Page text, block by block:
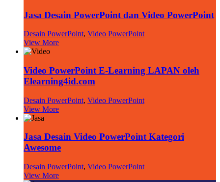
Jasa Desain PowerPoint dan Video PowerPoint
Desain PowerPoint, Video PowerPoint
View More
Video PowerPoint E-Learning LAPAN oleh
Elearning4id.com
Desain PowerPoint, Video PowerPoint
View More
Jasa Desain Video PowerPoint Kategori
Awesome
Desain PowerPoint, Video PowerPoint
View More